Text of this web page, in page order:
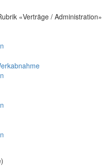
«Verträge / Administration»